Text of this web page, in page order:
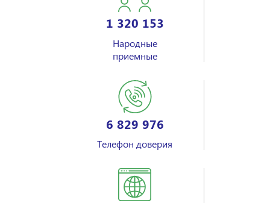
1 320 153
Народные
приемные
6 829 976
Телефон доверия